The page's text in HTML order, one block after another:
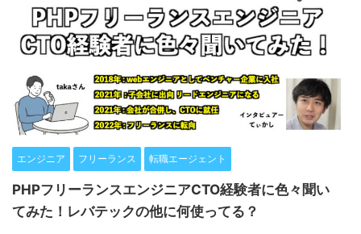
エンジニア フリーランス 転職エージェント
PHPフリーランスエンジニアCTO経験者に色々聞い
てみた！レバテックの他に何使ってる？